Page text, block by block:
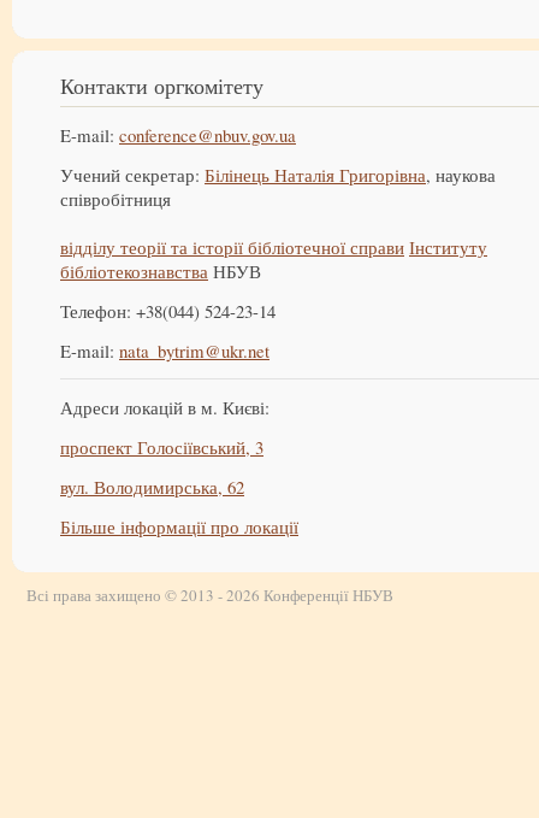
Контакти оргкомітету
E-mail: conference@nbuv.gov.ua
Учений секретар: Білінець Наталія Григорівна, наукова
співробітниця
відділу теорії та історії бібліотечної справи Інституту
бібліотекознавства НБУВ
Телефон: +38(044) 524-23-14
E-mail: nata_bytrim@ukr.net
Адреси локацій в м. Києві:
проспект Голосіївський, 3
вул. Володимирська, 62
Більше інформації про локації
Всі права захищено © 2013 - 2026 Конференції НБУВ